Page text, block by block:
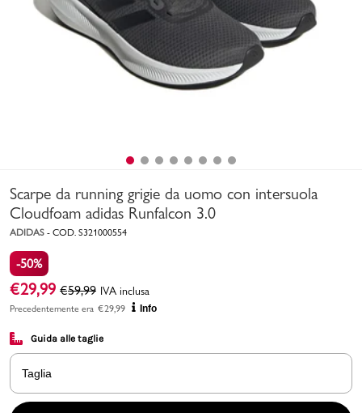
Uomo Bambino
Marchi
Promo & News
Scarpe da running grigie da uomo con intersuola
Cloudfoam adidas Runfalcon 3.0
ADIDAS - COD. S321000554
-50%
€29,99 €59,99 IVA inclusa
Precedentemente era €29,99 Info
Guida alle taglie
Taglia